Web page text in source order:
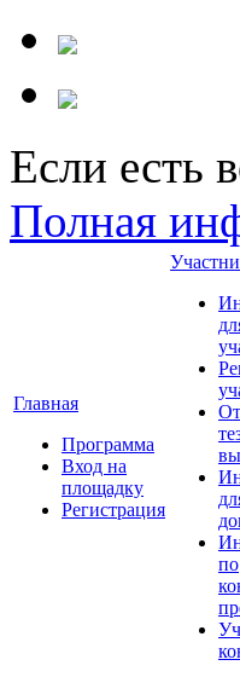
Если есть
Полная
Главная
Программа
Вход на
площадку
Регистрация
по